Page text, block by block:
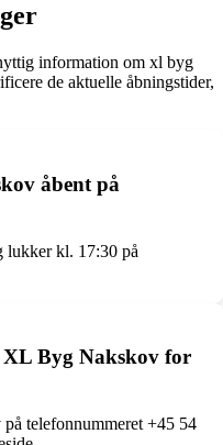
information om xl byg
de aktuelle åbningstider,
åbent på
lukker kl. 17:30 på
Byg Nakskov for
telefonnummeret +45 54